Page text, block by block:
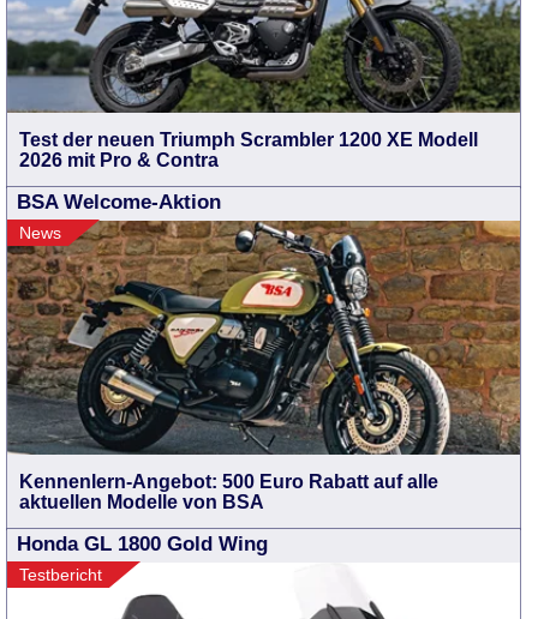
Test der neuen Triumph Scrambler 1200 XE Modell
2026 mit Pro & Contra
BSA Welcome-Aktion
News
Kennenlern-Angebot: 500 Euro Rabatt auf alle
aktuellen Modelle von BSA
Honda GL 1800 Gold Wing
Testbericht